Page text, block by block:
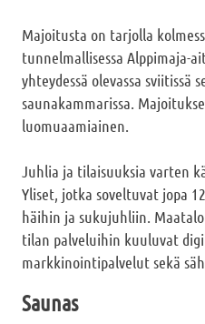
Majoitusta on tarjolla
tunnelmallisessa Alppimaja-
yhteydessä olevassa sviitissä
saunakammarissa.
luomuaamiainen.
Juhlia ja tilaisuuksia varten
Yliset, jotka soveltuvat jopa
häihin ja sukujuhliin.
tilan palveluihin kuuluvat
markkinointipalvelut sekä
Saunas